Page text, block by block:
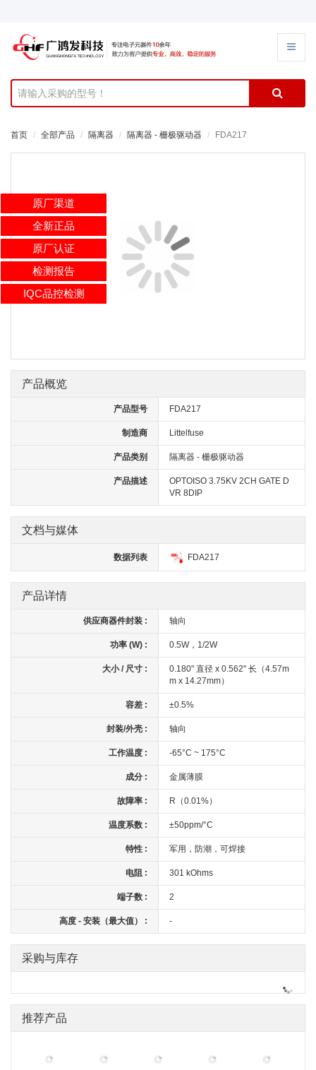
首页 全部产品 隔离器 隔离器 - 栅极驱动器 FDA217
产品概览
产品型号 FDA217
制造商 Littelfuse
产品类别 隔离器 - 栅极驱动器
产品描述
OPTOISO 3.75KV 2CH GATE D
VR 8DIP
文档与媒体
数据列表 FDA217
产品详情
供应商器件封装 : 轴向
功率 (W) : 0.5W，1/2W
大小 / 尺寸 :
0.180" 直径 x 0.562" 长（4.57m
m x 14.27mm）
容差 : ±0.5%
封装/外壳 : 轴向
工作温度 : -65°C ~ 175°C
成分 : 金属薄膜
故障率 : R（0.01%）
温度系数 : ±50ppm/°C
特性 : 军用，防潮，可焊接
电阻 : 301 kOhms
端子数 : 2
高度 - 安装（最大值） : -
采购与库存
推荐产品
原厂渠道
全新正品
原厂认证
检测报告
IQC品控检测